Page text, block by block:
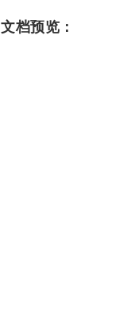
文档预览：